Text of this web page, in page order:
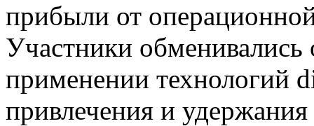
прибыли от
Участники
применении технологий
привлечения и